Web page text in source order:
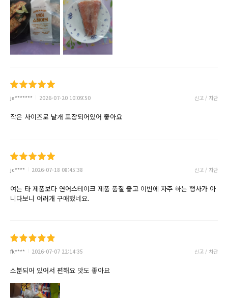
je******* 2026-07-20 10:09:50 신고 / 차단
작은 사이즈로 낱개 포장되어있어 좋아요
jc**** 2026-07-18 08:45:38 신고 / 차단
여는 타 제품보다 연어스테이크 제품 품질 좋고 이번에 자주 하는 행사가 아
니다보니 여러개 구매했네요.
fk**** 2026-07-07 22:14:35 신고 / 차단
소분되어 있어서 편해요 맛도 좋아요